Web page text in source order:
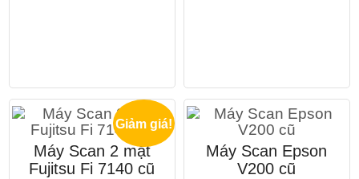
Giảm giá!
Máy Scan 2 mặt
Fujitsu Fi 7140 cũ
Máy Scan Epson
V200 cũ